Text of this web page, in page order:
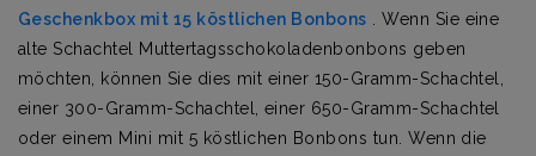
Geschenkbox mit 15 köstlichen Bonbons . Wenn Sie eine
alte Schachtel Muttertagsschokoladenbonbons geben
möchten, können Sie dies mit einer 150-Gramm-Schachtel,
einer 300-Gramm-Schachtel, einer 650-Gramm-Schachtel
oder einem Mini mit 5 köstlichen Bonbons tun. Wenn die